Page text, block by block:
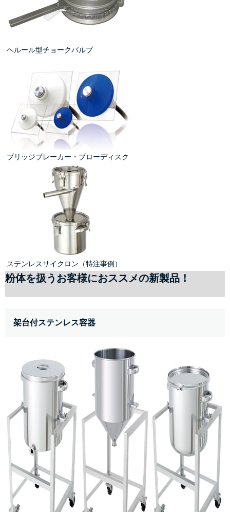
ヘルール型チョークバルブ
ブリッジブレーカー・ブローディスク
ステンレスサイクロン（特注事例）
粉体を扱うお客様におススメの新製品！
架台付ステンレス容器